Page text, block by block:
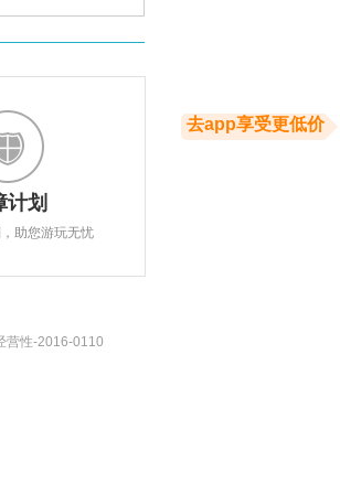
计划
助您游玩无忧
营性-2016-0110
去app享受更低价